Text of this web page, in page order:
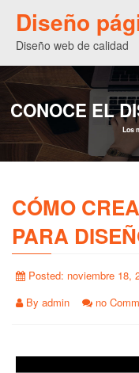
Diseño
Diseño web de calidad
CONOCE EL
Los
CÓMO
PARA
Posted: noviembre 18,
By admin no